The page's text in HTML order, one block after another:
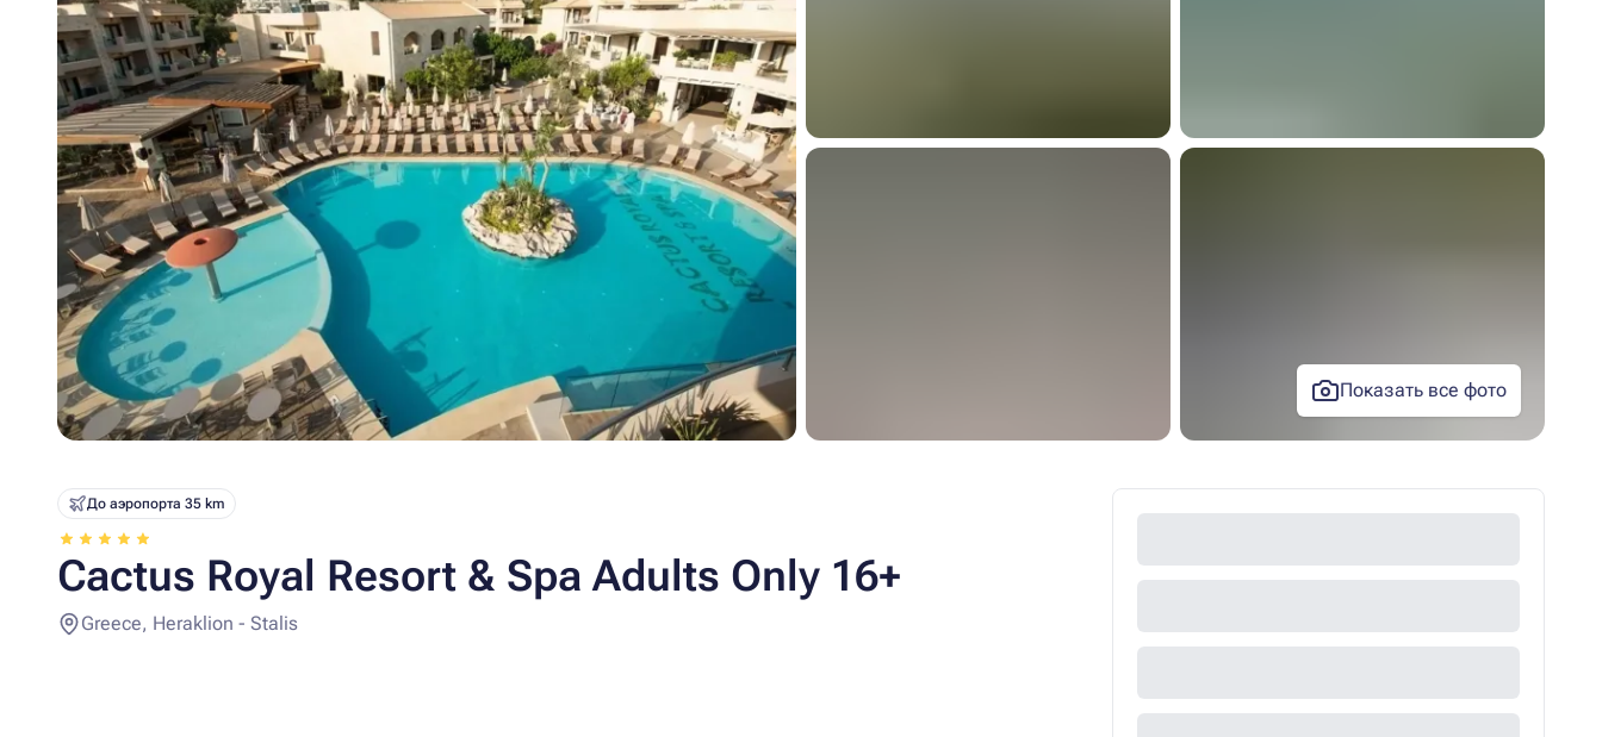
Показать все фото
До аэропорта 35 km
Cactus Royal Resort & Spa Adults Only 16+
Greece, Heraklion - Stalis